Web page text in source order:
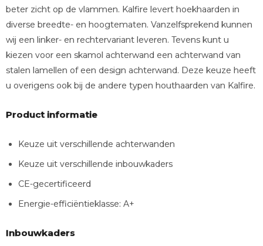
beter zicht op de vlammen. Kalfire levert hoekhaarden in
diverse breedte- en hoogtematen. Vanzelfsprekend kunnen
wij een linker- en rechtervariant leveren. Tevens kunt u
kiezen voor een skamol achterwand een achterwand van
stalen lamellen of een design achterwand. Deze keuze heeft
u overigens ook bij de andere typen houthaarden van Kalfire.
Product informatie
Keuze uit verschillende achterwanden
Keuze uit verschillende inbouwkaders
CE-gecertificeerd
Energie-efficiëntieklasse: A+
Inbouwkaders